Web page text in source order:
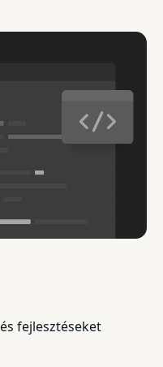
fejlesztéseket